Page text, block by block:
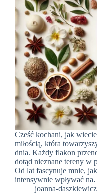
Cześć kochani, jak
miłością, która
dnia. Każdy flakon
dotąd nieznane tereny w
Od lat fascynuje mnie,
intensywnie wpływać
joanna-daszkiewicz